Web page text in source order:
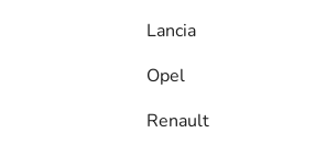
Lancia
Opel
Renault